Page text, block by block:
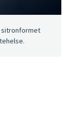
sitronformet